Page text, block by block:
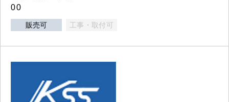
00
販売可 工事・取付可